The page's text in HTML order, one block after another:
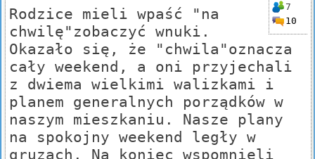
7
10
Rodzice mieli wpaść "na
chwilę"zobaczyć wnuki.
Okazało się, że "chwila"oznacza
cały weekend, a oni przyjechali
z dwiema wielkimi walizkami i
planem generalnych porządków w
naszym mieszkaniu. Nasze plany
na spokojny weekend legły w
gruzach. Na koniec wspomnieli